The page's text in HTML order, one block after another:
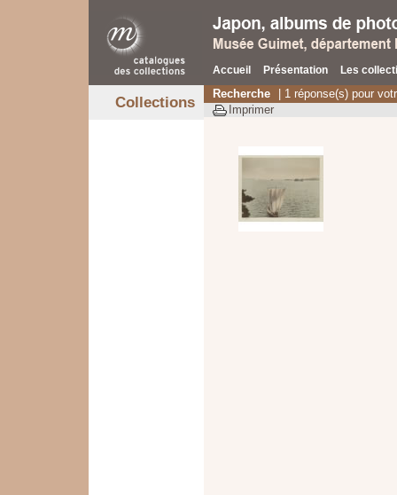
Accueil Présentation Les
Collections
Recherche
| 1 réponse(s) pour
Imprimer